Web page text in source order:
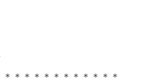
＊＊＊＊＊＊＊＊＊＊＊